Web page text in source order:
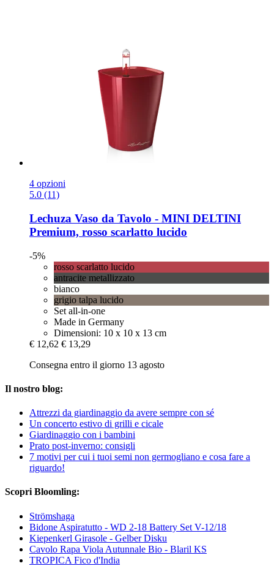
4 opzioni
5.0 (11)
Lechuza Vaso da Tavolo -​ MINI DELTINI
Premium, rosso scarlatto lucido
-5%
rosso scarlatto lucido
antracite metallizzato
bianco
grigio talpa lucido
Set all-in-one
Made in Germany
Dimensioni: 10 x 10 x 13 cm
€ 12,62 € 13,29
Consegna entro il giorno 13 agosto
Il nostro blog:
Attrezzi da giardinaggio da avere sempre con sé
Un concerto estivo di grilli e cicale
Giardinaggio con i bambini
Prato post-inverno: consigli
7 motivi per cui i tuoi semi non germogliano e cosa fare a
riguardo!
Scopri Bloomling:
Strömshaga
Bidone Aspiratutto - WD 2-18 Battery Set V-12/18
Kiepenkerl Girasole - Gelber Disku
Cavolo Rapa Viola Autunnale Bio - Blaril KS
TROPICA Fico d'India